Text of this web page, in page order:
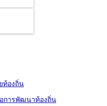
ท้องถิ่น
การพัฒนาท้องถิ่น